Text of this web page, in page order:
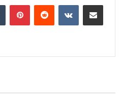
Tumblr PinterestReddit VKontakteShare via Email